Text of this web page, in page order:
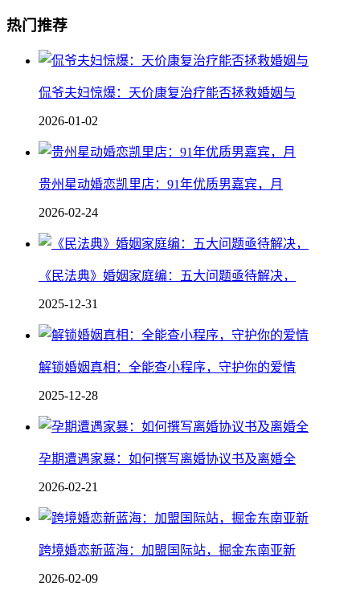
热门推荐
侃爷夫妇惊爆：天价康复治疗能否拯救婚姻与
2026-01-02
贵州星动婚恋凯里店：91年优质男嘉宾，月
2026-02-24
《民法典》婚姻家庭编：五大问题亟待解决，
2025-12-31
解锁婚姻真相：全能查小程序，守护你的爱情
2025-12-28
孕期遭遇家暴：如何撰写离婚协议书及离婚全
2026-02-21
跨境婚恋新蓝海：加盟国际站，掘金东南亚新
2026-02-09